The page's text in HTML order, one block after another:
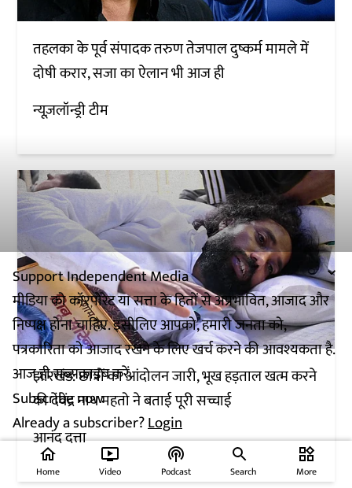
Support Independent Media
मीडिया को कॉरपोरेट या सत्ता के हितों से अप्रभावित, आजाद और
निष्पक्ष होना चाहिए. इसीलिए आपको, हमारी जनता को,
पत्रकारिता को आजाद रखने के लिए खर्च करने की आवश्यकता है.
आज ही सब्सक्राइब करें.
Subscribe now
Already a subscriber?Login
तहलका के पूर्व संपादक तरुण तेजपाल दुष्कर्म मामले में
दोषी करार, सजा का ऐलान भी आज ही
न्यूज़लॉन्ड्री टीम
झारखंड: छात्रों का आंदोलन जारी, भूख हड़ताल खत्म करने
की देवेंद्र नाथ महतो ने बताई पूरी सच्चाई
आनंद दत्ता
home
Home
ondemand_video
Video
podcasts
Podcast Search
widgets
More